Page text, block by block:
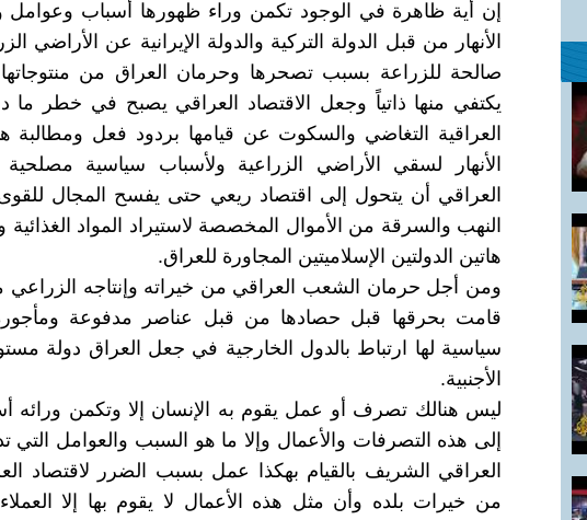
إن أية ظاهرة في الوجود تكمن وراء ظهورها أسباب
الأنهار من قبل الدولة التركية والدولة الإيرانية عن الأراضي
صالحة للزراعة بسبب تصحرها وحرمان العراق من منتوجاتها
يكتفي منها ذاتياً وجعل الاقتصاد العراقي يصبح في خطر ما
العراقية التغاضي والسكوت عن قيامها بردود فعل ومطالبة
الأنهار لسقي الأراضي الزراعية ولأسباب سياسية مصلحية
العراقي أن يتحول إلى اقتصاد ريعي حتى يفسح المجال
النهب والسرقة من الأموال المخصصة لاستيراد المواد
هاتين الدولتين الإسلاميتين المجاورة للعراق.
ومن أجل حرمان الشعب العراقي من خيراته وإنتاجه الزراعي
قامت بحرقها قبل حصادها من قبل عناصر مدفوعة
سياسية لها ارتباط بالدول الخارجية في جعل العراق دولة
الأجنبية.
ليس هنالك تصرف أو عمل يقوم به الإنسان إلا وتكمن ورائه
إلى هذه التصرفات والأعمال وإلا ما هو السبب والعوامل التي
العراقي الشريف بالقيام بهكذا عمل بسبب الضرر لاقتصاد
من خيرات بلده وأن مثل هذه الأعمال لا يقوم بها إلا